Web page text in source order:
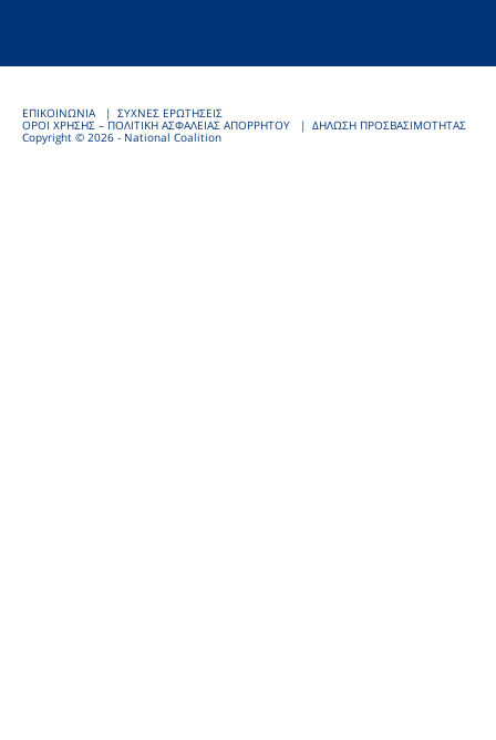
ΕΠΙΚΟΙΝΩΝΙΑ
ΣΥΧΝΕΣ ΕΡΩΤΗΣΕΙΣ
ΟΡΟΙ ΧΡΗΣΗΣ – ΠΟΛΙΤΙΚΗ ΑΣΦΑΛΕΙΑΣ ΑΠΟΡΡΗΤΟΥ
ΔΗΛΩΣΗ ΠΡΟΣΒΑΣΙΜΟΤΗΤΑΣ
Copyright © 2026 - National Coalition